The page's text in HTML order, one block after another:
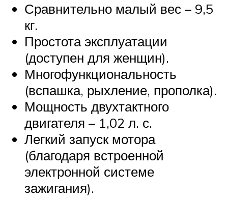
Сравнительно малый вес – 9,5
кг.
Простота эксплуатации
(доступен для женщин).
Многофункциональность
(вспашка, рыхление, прополка).
Мощность двухтактного
двигателя – 1,02 л. с.
Легкий запуск мотора
(благодаря встроенной
электронной системе
зажигания).